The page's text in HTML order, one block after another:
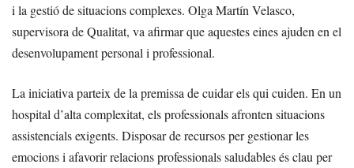
i la gestió de situacions complexes. Olga Martín Velasco,
supervisora de Qualitat, va afirmar que aquestes eines ajuden en el
desenvolupament personal i professional.
La iniciativa parteix de la premissa de cuidar els qui cuiden. En un
hospital d’alta complexitat, els professionals afronten situacions
assistencials exigents. Disposar de recursos per gestionar les
emocions i afavorir relacions professionals saludables és clau per